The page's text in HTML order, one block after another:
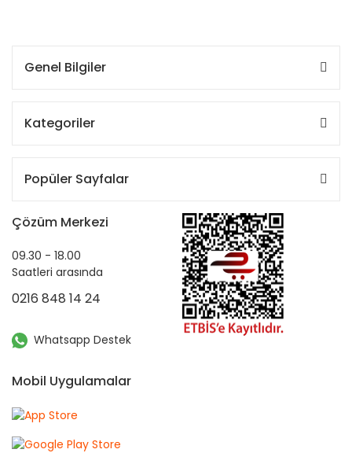
Genel Bilgiler
Kategoriler
Popüler Sayfalar
Çözüm Merkezi
09.30 - 18.00
Saatleri arasında
0216 848 14 24
Whatsapp Destek
Mobil Uygulamalar